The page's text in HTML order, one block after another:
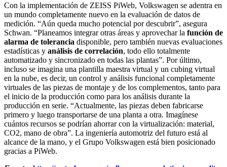
Con la implementación de ZEISS PiWeb, Volkswagen se adentra en
un mundo completamente nuevo en la evaluación de datos de
medición. “Aún queda mucho potencial por descubrir”, asegura
Schwan. “Planeamos integrar otras áreas y aprovechar la función de
alarma de tolerancia disponible, pero también nuevas evaluaciones
estadísticas y análisis de correlación, todo ello totalmente
automatizado y sincronizado en todas las plantas”. Por último,
incluso se imagina una plantilla maestra virtual y un cubing virtual
en la nube, es decir, un control y análisis funcional completamente
virtuales de las piezas de montaje y de los complementos, tanto para
el inicio de la producción como para los análisis durante la
producción en serie. “Actualmente, las piezas deben fabricarse
primero y luego transportarse de una planta a otra. Imagínese
cuántos recursos se podrían ahorrar con la virtualización: material,
CO2, mano de obra”. La ingeniería automotriz del futuro está al
alcance de la mano, y el Grupo Volkswagen está bien posicionado
gracias a PiWeb.